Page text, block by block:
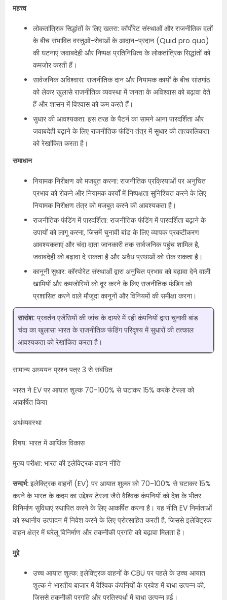
महत्त्व
लोकतांत्रिक सिद्धांतों के लिए खतरा: कॉर्पोरेट संस्थाओं और राजनीतिक दलों
के बीच संभावित वस्तुओं-सेवाओं के आदान-प्रदान (Quid pro quo)
की घटनाएं जवाबदेही और निष्पक्ष प्रतिनिधित्व के लोकतांत्रिक सिद्धांतों को
कमजोर करती हैं।
सार्वजनिक अविश्वास: राजनीतिक दान और नियामक कार्यों के बीच सांठगांठ
को लेकर खुलासे राजनीतिक व्यवस्था में जनता के अविश्वास को बढ़ावा देते
हैं और शासन में विश्वास को कम करते हैं।
सुधार की आवश्यकता: इस तरह के पैटर्न का सामने आना पारदर्शिता और
जवाबदेही बढ़ाने के लिए राजनीतिक फंडिंग तंत्र में सुधार की तात्कालिकता
को रेखांकित करता है।
समाधान
नियामक निरीक्षण को मजबूत करना: राजनीतिक प्रक्रियाओं पर अनुचित
प्रभाव को रोकने और नियामक कार्यों में निष्पक्षता सुनिश्चित करने के लिए
नियामक निरीक्षण तंत्र को मजबूत करने की आवश्यकता है।
राजनीतिक फंडिंग में पारदर्शिता: राजनीतिक फंडिंग में पारदर्शिता बढ़ाने के
उपायों को लागू करना, जिसमें चुनावी बांड के लिए व्यापक प्रकटीकरण
आवश्यकताएं और चंदा दाता जानकारी तक सार्वजनिक पहुंच शामिल है,
जवाबदेही को बढ़ावा दे सकता है और अवैध प्रथाओं को रोक सकता है।
कानूनी सुधार: कॉरपोरेट संस्थाओं द्वारा अनुचित प्रभाव को बढ़ावा देने वाली
खामियों और कमजोरियों को दूर करने के लिए राजनीतिक फंडिंग को
प्रशासित करने वाले मौजूदा कानूनों और विनियमों की समीक्षा करना।
सारांश: प्रवर्तन एजेंसियों की जांच के दायरे में रही कंपनियों द्वारा चुनावी बांड
चंदा का खुलासा भारत के राजनीतिक फंडिंग परिदृश्य में सुधारों की तत्काल
आवश्यकता को रेखांकित करता है।
सामान्य अध्ययन प्रश्न पत्र 3 से संबंधित
भारत ने EV पर आयात शुल्क 70-100% से घटाकर 15% करके टेस्ला को
आकर्षित किया
अर्थव्यवस्था
विषय: भारत में आर्थिक विकास
मुख्य परीक्षा: भारत की इलेक्ट्रिक वाहन नीति
सन्दर्भ: इलेक्ट्रिक वाहनों (EV) पर आयात शुल्क को 70-100% से घटाकर 15%
करने के भारत के कदम का उद्देश्य टेस्ला जैसे वैश्विक कंपनियों को देश के भीतर
विनिर्माण सुविधाएं स्थापित करने के लिए आकर्षित करना है। यह नीति EV निर्माताओं
को स्थानीय उत्पादन में निवेश करने के लिए प्रोत्साहित करती है, जिससे इलेक्ट्रिक
वाहन क्षेत्र में घरेलू विनिर्माण और तकनीकी प्रगति को बढ़ावा मिलता है।
मुद्दे
उच्च आयात शुल्क: इलेक्ट्रिक वाहनों के CBU पर पहले के उच्च आयात
शुल्क ने भारतीय बाजार में वैश्विक कंपनियों के प्रवेश में बाधा उत्पन्न की,
जिससे तकनीकी प्रगति और प्रतिस्पर्धा में बाधा उत्पन्न हुई।